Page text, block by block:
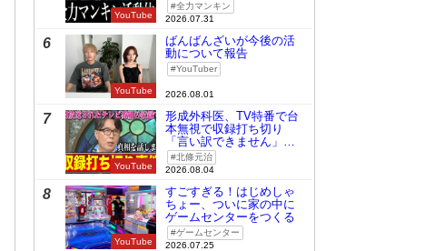
YouTube
全力マンキン
2026.07.31
6
YouTube
ばんばんざいが今後の活
動について報告
YouTuber
2026.08.01
7
YouTube
形成外科医、TV特番で台
本無視で収録打ち切り
「言い訳できません」と
謝罪北條元治
2026.08.04
8
YouTube
すごすぎる！はじめしゃ
ちょー、ついに家の中に
ゲームセンターをつくる
ゲームセンター
2026.07.25